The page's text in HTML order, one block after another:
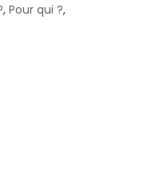
, Pour qui ?,